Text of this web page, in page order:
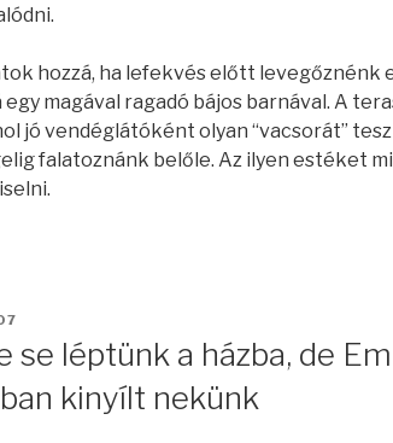
hozzá, ha lefekvés előtt levegőznénk
egy magával ragadó bájos barnával. A
jó vendéglátóként olyan “vacsorát”
falatoznánk belőle. Az ilyen estéket
se léptünk a házba, de
kinyílt nekünk